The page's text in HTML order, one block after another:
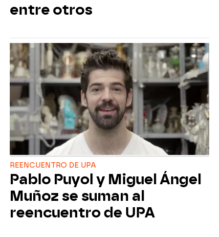
entre otros
REENCUENTRO DE UPA
Pablo Puyol y Miguel Ángel
Muñoz se suman al
reencuentro de UPA